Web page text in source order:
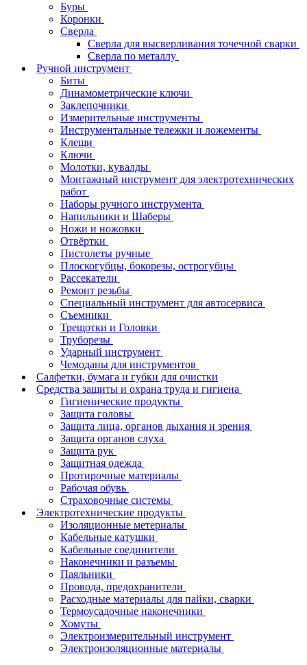
Буры
Коронки
Сверла
Сверла для высверливания точечной сварки
Сверла по металлу
Ручной инструмент
Биты
Динамометрические ключи
Заклепочники
Измерительные инструменты
Инструментальные тележки и ложементы
Клещи
Ключи
Молотки, кувалды
Монтажный инструмент для электротехнических
работ
Наборы ручного инструмента
Напильники и Шаберы
Ножи и ножовки
Отвёртки
Пистолеты ручные
Плоскогубцы, бокорезы, острогубцы
Рассекатели
Ремонт резьбы
Специальный инструмент для автосервиса
Съемники
Трещотки и Головки
Труборезы
Ударный инструмент
Чемоданы для инструментов
Салфетки, бумага и губки для очистки
Средства защиты и охрана труда и гигиена
Гигиенические продукты
Защита головы
Защита лица, органов дыхания и зрения
Защита органов слуха
Защита рук
Защитная одежда
Протирочные материалы
Рабочая обувь
Страховочные системы
Электротехнические продукты
Изоляционные метериалы
Кабельные катушки
Кабельные соединители
Наконечники и разъемы
Паяльники
Провода, предохранители
Расходные материалы для пайки, сварки
Термоусадочные наконечники
Хомуты
Электроизмерительный инструмент
Электроизоляционные материалы